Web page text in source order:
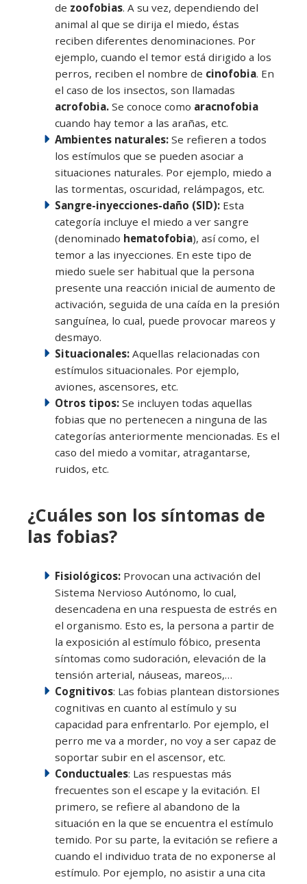
de zoofobias. A su vez, dependiendo del
animal al que se dirija el miedo, éstas
reciben diferentes denominaciones. Por
ejemplo, cuando el temor está dirigido a los
perros, reciben el nombre de cinofobia. En
el caso de los insectos, son llamadas
acrofobia. Se conoce como aracnofobia
cuando hay temor a las arañas, etc.
Ambientes naturales: Se refieren a todos
los estímulos que se pueden asociar a
situaciones naturales. Por ejemplo, miedo a
las tormentas, oscuridad, relámpagos, etc.
Sangre-inyecciones-daño (SID): Esta
categoría incluye el miedo a ver sangre
(denominado hematofobia), así como, el
temor a las inyecciones. En este tipo de
miedo suele ser habitual que la persona
presente una reacción inicial de aumento de
activación, seguida de una caída en la presión
sanguínea, lo cual, puede provocar mareos y
desmayo.
Situacionales: Aquellas relacionadas con
estímulos situacionales. Por ejemplo,
aviones, ascensores, etc.
Otros tipos: Se incluyen todas aquellas
fobias que no pertenecen a ninguna de las
categorías anteriormente mencionadas. Es el
caso del miedo a vomitar, atragantarse,
ruidos, etc.
¿Cuáles son los síntomas de
las fobias?
Fisiológicos: Provocan una activación del
Sistema Nervioso Autónomo, lo cual,
desencadena en una respuesta de estrés en
el organismo. Esto es, la persona a partir de
la exposición al estímulo fóbico, presenta
síntomas como sudoración, elevación de la
tensión arterial, náuseas, mareos,…
Cognitivos: Las fobias plantean distorsiones
cognitivas en cuanto al estímulo y su
capacidad para enfrentarlo. Por ejemplo, el
perro me va a morder, no voy a ser capaz de
soportar subir en el ascensor, etc.
Conductuales: Las respuestas más
frecuentes son el escape y la evitación. El
primero, se refiere al abandono de la
situación en la que se encuentra el estímulo
temido. Por su parte, la evitación se refiere a
cuando el individuo trata de no exponerse al
estímulo. Por ejemplo, no asistir a una cita